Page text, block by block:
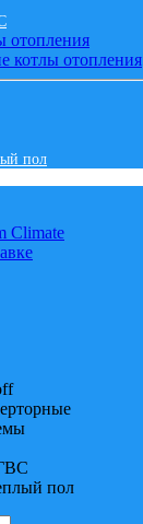
отопления
котлы отопления
пол
Climate
пол